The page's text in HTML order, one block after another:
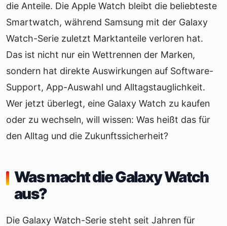
die Anteile. Die Apple Watch bleibt die beliebteste
Smartwatch, während Samsung mit der Galaxy
Watch-Serie zuletzt Marktanteile verloren hat.
Das ist nicht nur ein Wettrennen der Marken,
sondern hat direkte Auswirkungen auf Software-
Support, App-Auswahl und Alltagstauglichkeit.
Wer jetzt überlegt, eine Galaxy Watch zu kaufen
oder zu wechseln, will wissen: Was heißt das für
den Alltag und die Zukunftssicherheit?
Was macht die Galaxy Watch
aus?
Die Galaxy Watch-Serie steht seit Jahren für